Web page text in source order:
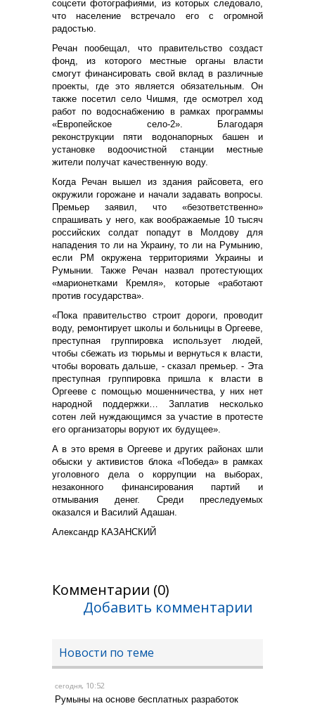
соцсети фотографиями, из которых следовало,
что население встречало его с огромной
радостью.
Речан пообещал, что правительство создаст
фонд, из которого местные органы власти
смогут финансировать свой вклад в различные
проекты, где это является обязательным. Он
также посетил село Чишмя, где осмотрел ход
работ по водоснабжению в рамках программы
«Европейское село-2». Благодаря
реконструкции пяти водонапорных башен и
установке водоочистной станции местные
жители получат качественную воду.
Когда Речан вышел из здания райсовета, его
окружили горожане и начали задавать вопросы.
Премьер заявил, что «безответственно»
спрашивать у него, как воображаемые 10 тысяч
российских солдат попадут в Молдову для
нападения то ли на Украину, то ли на Румынию,
если РМ окружена территориями Украины и
Румынии. Также Речан назвал протестующих
«марионетками Кремля», которые «работают
против государства».
«Пока правительство строит дороги, проводит
воду, ремонтирует школы и больницы в Оргееве,
преступная группировка использует людей,
чтобы сбежать из тюрьмы и вернуться к власти,
чтобы воровать дальше, - сказал премьер. - Эта
преступная группировка пришла к власти в
Оргееве с помощью мошенничества, у них нет
народной поддержки… Заплатив несколько
сотен лей нуждающимся за участие в протесте
его организаторы воруют их будущее».
А в это время в Оргееве и других районах шли
обыски у активистов блока «Победа» в рамках
уголовного дела о коррупции на выборах,
незаконного финансирования партий и
отмывания денег. Среди преследуемых
оказался и Василий Адашан.
Александр КАЗАНСКИЙ
Комментарии (0)
Добавить комментарии
Новости по теме
сегодня, 10:52
Румыны на основе бесплатных разработок